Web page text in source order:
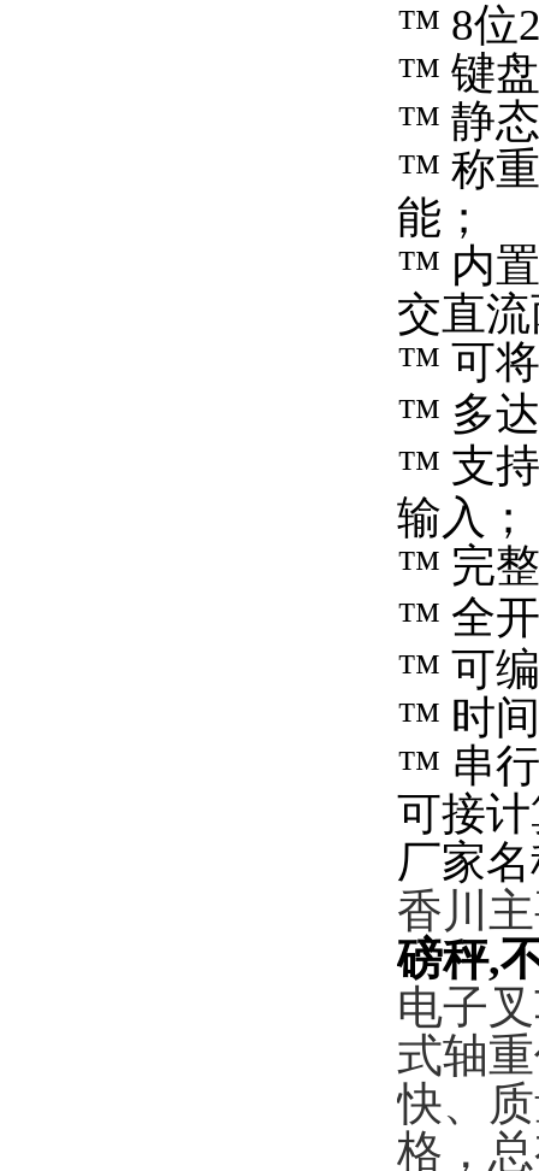
™ 8位
™ 键
™ 静
™ 称
能；
™ 内
交直
™ 可
™ 多达
™ 支
输入；
™ 完
™ 全
™ 可
™ 时
™ 串
可接
厂家
香川
磅秤,
电子
式轴
快、
格，